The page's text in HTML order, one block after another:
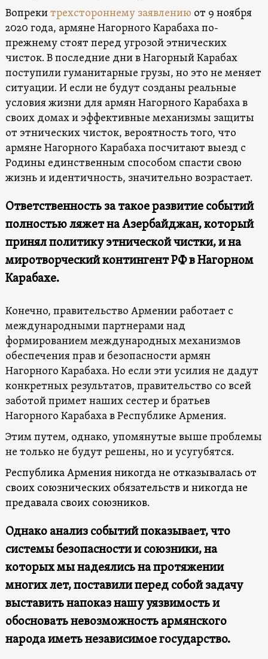
Вопрекитрехстороннему заявлению от 9 ноября
2020 года, армяне Нагорного Карабаха по-
прежнему стоят перед угрозой этнических
чисток. В последние дни в Нагорный Карабах
поступили гуманитарные грузы, но это не меняет
ситуации. И если не будут созданы реальные
условия жизни для армян Нагорного Карабаха в
своих домах и эффективные механизмы защиты
от этнических чисток, вероятность того, что
армяне Нагорного Карабаха посчитают выезд с
Родины единственным способом спасти свою
жизнь и идентичность, значительно возрастает.
Ответственность за такое развитие событий
полностью ляжет на Азербайджан, который
принял политику этнической чистки, и на
миротворческий контингент РФ в Нагорном
Карабахе.
Конечно, правительство Армении работает с
международными партнерами над
формированием международных механизмов
обеспечения прав и безопасности армян
Нагорного Карабаха. Но если эти усилия не дадут
конкретных результатов, правительство со всей
заботой примет наших сестер и братьев
Нагорного Карабаха в Республике Армения.
Этим путем, однако, упомянутые выше проблемы
не только не будут решены, но и усугубятся.
Республика Армения никогда не отказывалась от
своих союзнических обязательств и никогда не
предавала своих союзников.
Однако анализ событий показывает, что
системы безопасности и союзники, на
которых мы надеялись на протяжении
многих лет, поставили перед собой задачу
выставить напоказ нашу уязвимость и
обосновать невозможность армянского
народа иметь независимое государство.